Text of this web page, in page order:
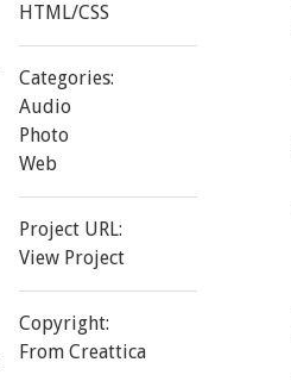
HTML/CSS
Categories:
Audio
Photo
Web
Project URL:
View Project
Copyright:
From Creattica